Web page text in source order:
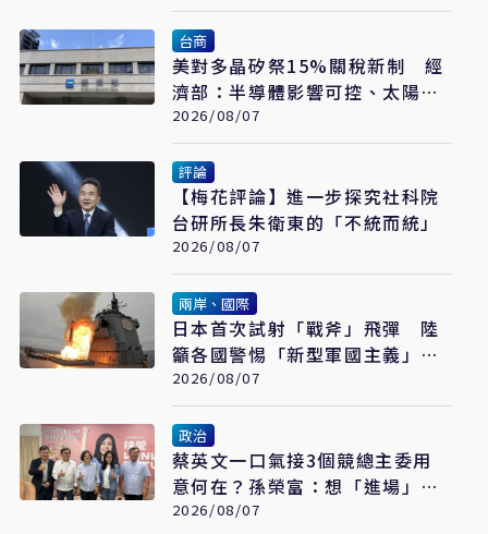
台商
美對多晶矽祭15%關稅新制 經
濟部：半導體影響可控、太陽能
產業衝擊有限
2026/08/07
評論
【梅花評論】進一步探究社科院
台研所長朱衛東的「不統而統」
2026/08/07
兩岸、國際
日本首次試射「戰斧」飛彈 陸
籲各國警惕「新型軍國主義」發
展
2026/08/07
政治
蔡英文一口氣接3個競總主委用
意何在？孫榮富：想「進場」接
黨主席
2026/08/07